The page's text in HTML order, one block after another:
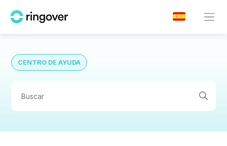
CENTRO DE AYUDA